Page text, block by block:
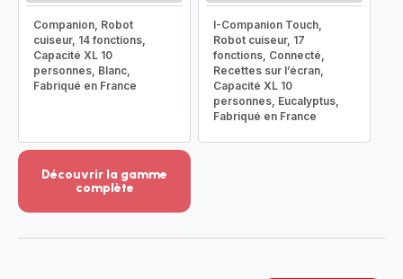
Companion, Robot
cuiseur, 14 fonctions,
Capacité XL 10
personnes, Blanc,
Fabriqué en France
I-Companion Touch,
Robot cuiseur, 17
fonctions, Connecté,
Recettes sur l’écran,
Capacité XL 10
personnes, Eucalyptus,
Fabriqué en France
Découvrir la gamme
complète
-